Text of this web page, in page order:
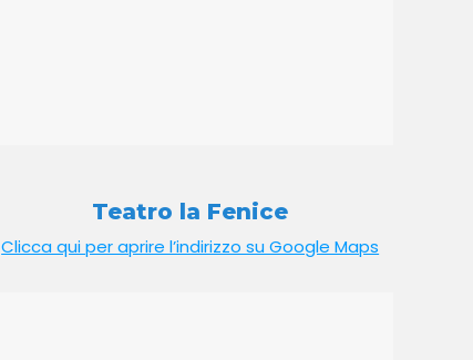
Teatro la Fenice
Clicca qui per aprire l’indirizzo su Google Maps